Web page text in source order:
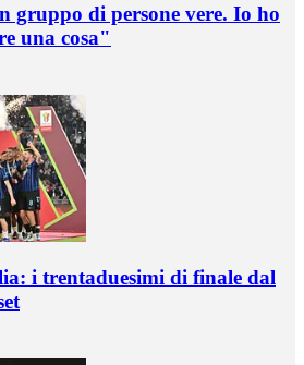
di persone vere. Io ho
una cosa"
i trentaduesimi di finale dal